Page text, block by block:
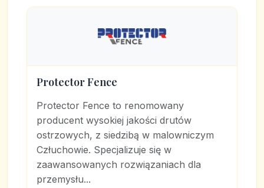
Protector Fence
Protector Fence to renomowany
producent wysokiej jakości drutów
ostrzowych, z siedzibą w malowniczym
Człuchowie. Specjalizuje się w
zaawansowanych rozwiązaniach dla
przemysłu...